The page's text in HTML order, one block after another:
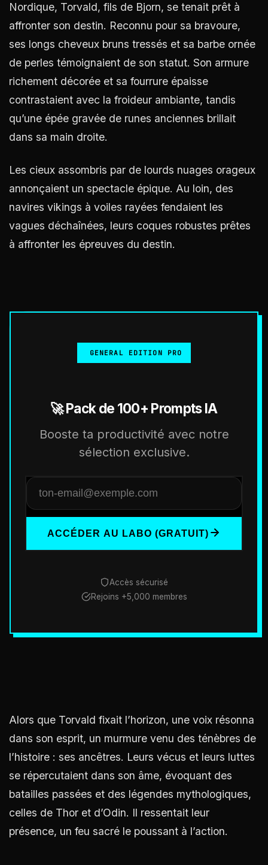
Nordique, Torvald, fils de Bjorn, se tenait prêt à
affronter son destin. Reconnu pour sa bravoure,
ses longs cheveux bruns tressés et sa barbe ornée
de perles témoignaient de son statut. Son armure
richement décorée et sa fourrure épaisse
contrastaient avec la froideur ambiante, tandis
qu’une épée gravée de runes anciennes brillait
dans sa main droite.
Les cieux assombris par de lourds nuages orageux
annonçaient un spectacle épique. Au loin, des
navires vikings à voiles rayées fendaient les
vagues déchaînées, leurs coques robustes prêtes
à affronter les épreuves du destin.
GENERAL EDITION PRO
🚀 Pack de 100+ Prompts IA
Booste ta productivité avec notre
sélection exclusive.
ACCÉDER AU LABO (GRATUIT)
Accès sécurisé
Rejoins +5,000 membres
Alors que Torvald fixait l’horizon, une voix résonna
dans son esprit, un murmure venu des ténèbres de
l’histoire : ses ancêtres. Leurs vécus et leurs luttes
se répercutaient dans son âme, évoquant des
batailles passées et des légendes mythologiques,
celles de Thor et d’Odin. Il ressentait leur
présence, un feu sacré le poussant à l’action.